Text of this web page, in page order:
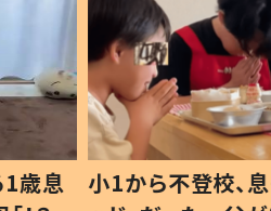
歳息
小1から不登校、息